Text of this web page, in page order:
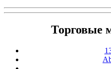
Торговые